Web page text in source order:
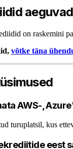
on raskemini
võtke täna
AWS-,
turuplatsil, kus
eest